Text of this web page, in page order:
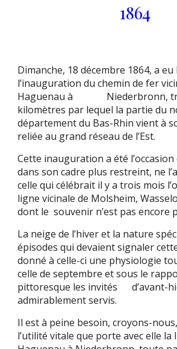
1864
Dimanche, 18 décembre 1864, a eu
l’inauguration du chemin de fer
Haguenau à Niederbronn,
kilomètres par lequel la partie du
département du Bas-Rhin vient à
reliée au grand réseau de l’Est.
Cette inauguration a été l’occasion
dans son cadre plus restreint, ne
celle qui célébrait il y a trois mois
ligne vicinale de Molsheim,
dont le souvenir n’est pas encore
La neige de l’hiver et la nature
épisodes qui devaient signaler
donné à celle-ci une physiologie
celle de septembre et sous le
pittoresque les invités d’avant-
admirablement servis.
Il est à peine besoin, croyons-
l’utilité vitale que porte avec elle la